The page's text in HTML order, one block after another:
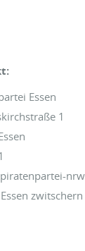
Essen
1
zwitschern